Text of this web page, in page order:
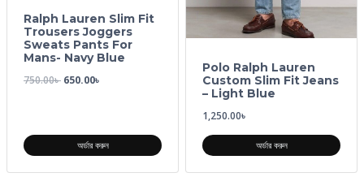
Ralph Lauren Slim Fit
Trousers Joggers
Sweats Pants For
Mans- Navy Blue
750.00৳ 650.00৳
অর্ডার করুন
Polo Ralph Lauren
Custom Slim Fit Jeans
– Light Blue
1,250.00৳
অর্ডার করুন